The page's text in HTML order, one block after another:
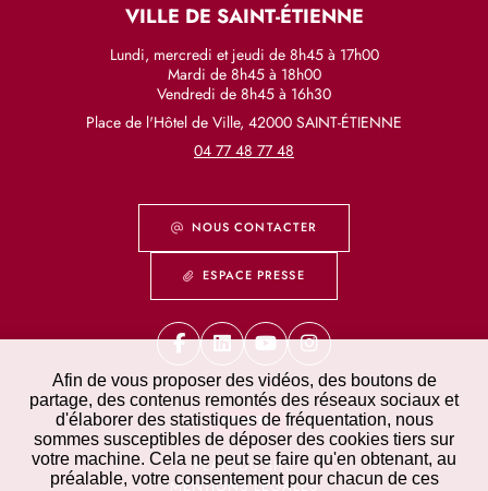
Afin de vous proposer des vidéos, des boutons de
partage, des contenus remontés des réseaux sociaux et
d'élaborer des statistiques de fréquentation, nous
sommes susceptibles de déposer des cookies tiers sur
votre machine. Cela ne peut se faire qu'en obtenant, au
préalable, votre consentement pour chacun de ces
VILLE DE SAINT-ÉTIENNE
Lundi, mercredi et jeudi de 8h45 à 17h00
Mardi de 8h45 à 18h00
Vendredi de 8h45 à 16h30
Place de l'Hôtel de Ville, 42000 SAINT-ÉTIENNE
04 77 48 77 48
NOUS CONTACTER
ESPACE PRESSE
STRATIS
PLAN DU SITE
MENTIONS LÉGALES